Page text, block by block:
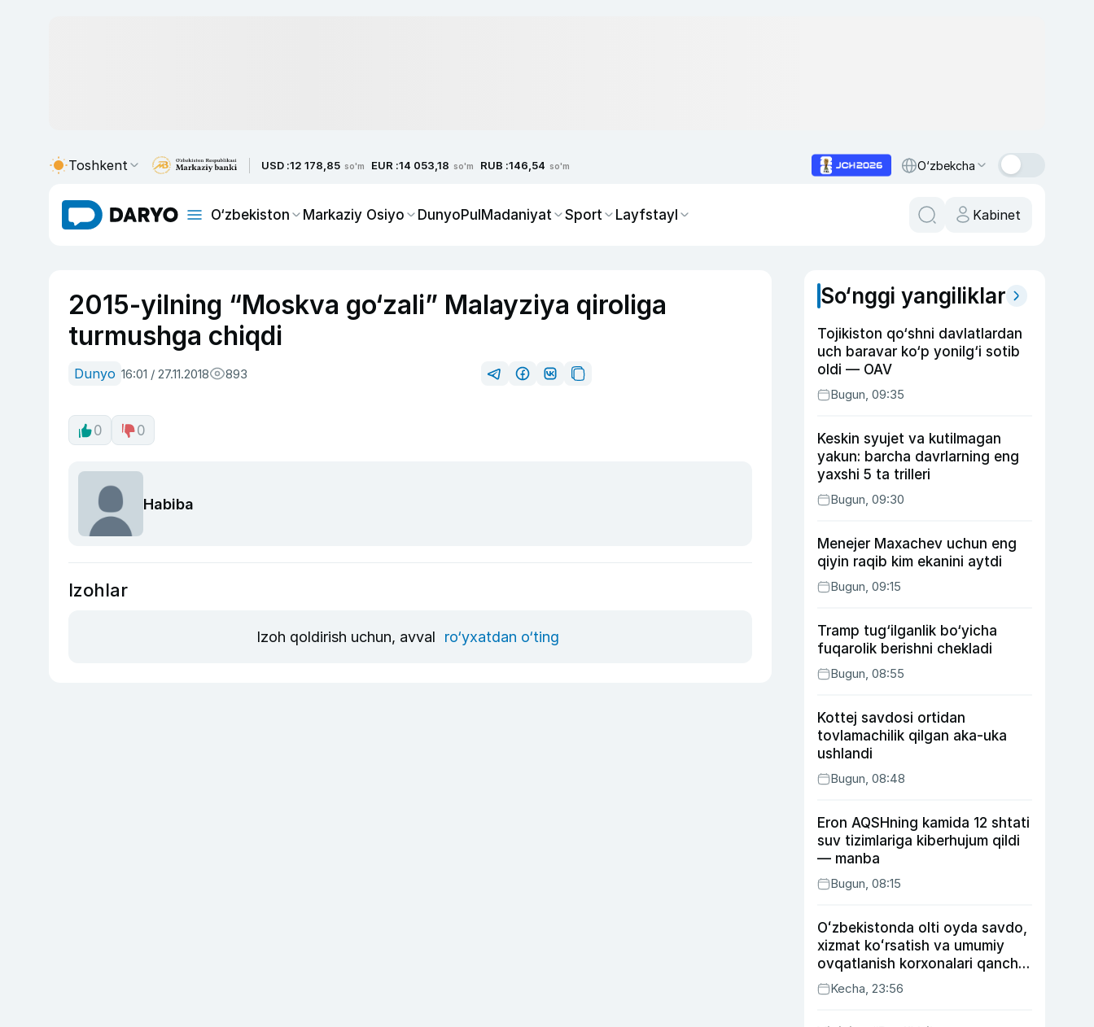
Toshkent USD :12 178,85 so'm EUR :14 053,18 so'm RUB :146,54 so'm O‘zbekcha
O‘zbekiston Markaziy Osiyo DunyoPulMadaniyat Sport Layfstayl Kabinet
2015-yilning “Moskva go‘zali” Malayziya qiroliga
turmushga chiqdi
Dunyo 16:01 / 27.11.2018 893
0 0
Habiba
Izohlar
Izoh qoldirish uchun, avval ro‘yxatdan o‘ting
So‘nggi yangiliklar
Tojikiston qo‘shni davlatlardan
uch baravar ko‘p yonilg‘i sotib
oldi — OAV
Bugun, 09:35
Keskin syujet va kutilmagan
yakun: barcha davrlarning eng
yaxshi 5 ta trilleri
Bugun, 09:30
Menejer Maxachev uchun eng
qiyin raqib kim ekanini aytdi
Bugun, 09:15
Tramp tug‘ilganlik bo‘yicha
fuqarolik berishni chekladi
Bugun, 08:55
Kottej savdosi ortidan
tovlamachilik qilgan aka-uka
ushlandi
Bugun, 08:48
Eron AQSHning kamida 12 shtati
suv tizimlariga kiberhujum qildi
— manba
Bugun, 08:15
Oʻzbekistonda olti oyda savdo,
xizmat koʻrsatish va umumiy
ovqatlanish korxonalari qancha
soliq toʻlagani ochiqlandi
Kecha, 23:56